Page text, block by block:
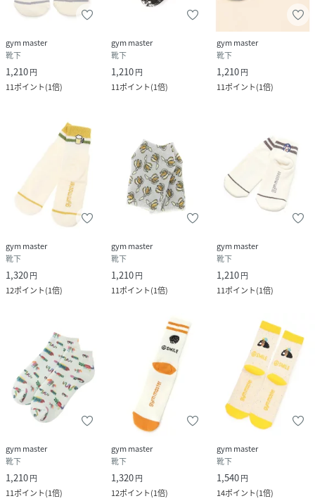
gym master
靴下
1,210円
11ポイント(1倍)
gym master
靴下
1,210円
11ポイント(1倍)
gym master
靴下
1,210円
11ポイント(1倍)
gym master
靴下
1,320円
12ポイント(1倍)
gym master
靴下
1,210円
11ポイント(1倍)
gym master
靴下
1,210円
11ポイント(1倍)
gym master
靴下
1,210円
11ポイント(1倍)
gym master
靴下
1,320円
12ポイント(1倍)
gym master
靴下
1,540円
14ポイント(1倍)